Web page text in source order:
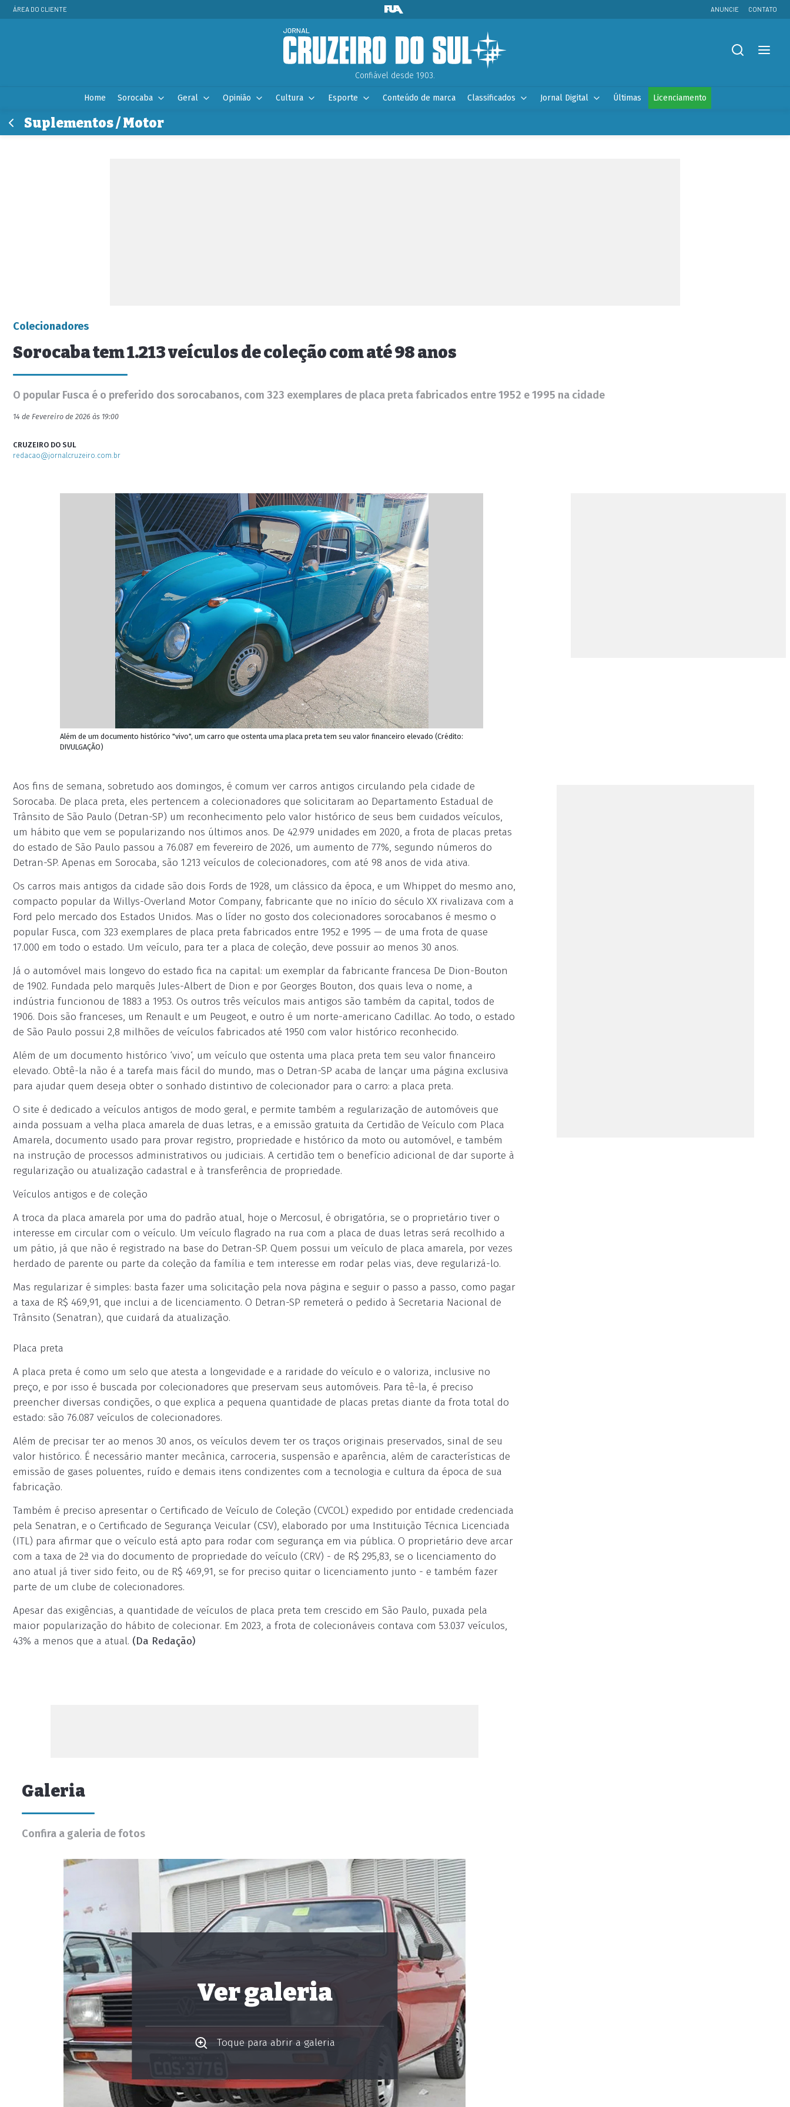
ÁREA DO CLIENTE ANUNCIE CONTATO
Confiável desde 1903.
Home Sorocaba Geral Opinião Cultura Esporte Conteúdo de marca Classificados Jornal Digital Últimas Licenciamento
Suplementos / Motor
Colecionadores
Sorocaba tem 1.213 veículos de coleção com até 98 anos
O popular Fusca é o preferido dos sorocabanos, com 323 exemplares de placa preta fabricados entre 1952 e 1995 na cidade
14 de Fevereiro de 2026 às 19:00
CRUZEIRO DO SUL
redacao@jornalcruzeiro.com.br
Além de um documento histórico "vivo", um carro que ostenta uma placa preta tem seu valor financeiro elevado (Crédito:
DIVULGAÇÃO)
Aos fins de semana, sobretudo aos domingos, é comum ver carros antigos circulando pela cidade de
Sorocaba. De placa preta, eles pertencem a colecionadores que solicitaram ao Departamento Estadual de
Trânsito de São Paulo (Detran-SP) um reconhecimento pelo valor histórico de seus bem cuidados veículos,
um hábito que vem se popularizando nos últimos anos. De 42.979 unidades em 2020, a frota de placas pretas
do estado de São Paulo passou a 76.087 em fevereiro de 2026, um aumento de 77%, segundo números do
Detran-SP. Apenas em Sorocaba, são 1.213 veículos de colecionadores, com até 98 anos de vida ativa.
Os carros mais antigos da cidade são dois Fords de 1928, um clássico da época, e um Whippet do mesmo ano,
compacto popular da Willys-Overland Motor Company, fabricante que no início do século XX rivalizava com a
Ford pelo mercado dos Estados Unidos. Mas o líder no gosto dos colecionadores sorocabanos é mesmo o
popular Fusca, com 323 exemplares de placa preta fabricados entre 1952 e 1995 — de uma frota de quase
17.000 em todo o estado. Um veículo, para ter a placa de coleção, deve possuir ao menos 30 anos.
Já o automóvel mais longevo do estado fica na capital: um exemplar da fabricante francesa De Dion-Bouton
de 1902. Fundada pelo marquês Jules-Albert de Dion e por Georges Bouton, dos quais leva o nome, a
indústria funcionou de 1883 a 1953. Os outros três veículos mais antigos são também da capital, todos de
1906. Dois são franceses, um Renault e um Peugeot, e outro é um norte-americano Cadillac. Ao todo, o estado
de São Paulo possui 2,8 milhões de veículos fabricados até 1950 com valor histórico reconhecido.
Além de um documento histórico ‘vivo‘, um veículo que ostenta uma placa preta tem seu valor financeiro
elevado. Obtê-la não é a tarefa mais fácil do mundo, mas o Detran-SP acaba de lançar uma página exclusiva
para ajudar quem deseja obter o sonhado distintivo de colecionador para o carro: a placa preta.
O site é dedicado a veículos antigos de modo geral, e permite também a regularização de automóveis que
ainda possuam a velha placa amarela de duas letras, e a emissão gratuita da Certidão de Veículo com Placa
Amarela, documento usado para provar registro, propriedade e histórico da moto ou automóvel, e também
na instrução de processos administrativos ou judiciais. A certidão tem o benefício adicional de dar suporte à
regularização ou atualização cadastral e à transferência de propriedade.
Veículos antigos e de coleção
A troca da placa amarela por uma do padrão atual, hoje o Mercosul, é obrigatória, se o proprietário tiver o
interesse em circular com o veículo. Um veículo flagrado na rua com a placa de duas letras será recolhido a
um pátio, já que não é registrado na base do Detran-SP. Quem possui um veículo de placa amarela, por vezes
herdado de parente ou parte da coleção da família e tem interesse em rodar pelas vias, deve regularizá-lo.
Mas regularizar é simples: basta fazer uma solicitação pela nova página e seguir o passo a passo, como pagar
a taxa de R$ 469,91, que inclui a de licenciamento. O Detran-SP remeterá o pedido à Secretaria Nacional de
Trânsito (Senatran), que cuidará da atualização.
Placa preta
A placa preta é como um selo que atesta a longevidade e a raridade do veículo e o valoriza, inclusive no
preço, e por isso é buscada por colecionadores que preservam seus automóveis. Para tê-la, é preciso
preencher diversas condições, o que explica a pequena quantidade de placas pretas diante da frota total do
estado: são 76.087 veículos de colecionadores.
Além de precisar ter ao menos 30 anos, os veículos devem ter os traços originais preservados, sinal de seu
valor histórico. É necessário manter mecânica, carroceria, suspensão e aparência, além de características de
emissão de gases poluentes, ruído e demais itens condizentes com a tecnologia e cultura da época de sua
fabricação.
Também é preciso apresentar o Certificado de Veículo de Coleção (CVCOL) expedido por entidade credenciada
pela Senatran, e o Certificado de Segurança Veicular (CSV), elaborado por uma Instituição Técnica Licenciada
(ITL) para afirmar que o veículo está apto para rodar com segurança em via pública. O proprietário deve arcar
com a taxa de 2ª via do documento de propriedade do veículo (CRV) - de R$ 295,83, se o licenciamento do
ano atual já tiver sido feito, ou de R$ 469,91, se for preciso quitar o licenciamento junto - e também fazer
parte de um clube de colecionadores.
Apesar das exigências, a quantidade de veículos de placa preta tem crescido em São Paulo, puxada pela
maior popularização do hábito de colecionar. Em 2023, a frota de colecionáveis contava com 53.037 veículos,
43% a menos que a atual. (Da Redação)
Galeria
Confira a galeria de fotos
Ver galeria
Toque para abrir a galeria